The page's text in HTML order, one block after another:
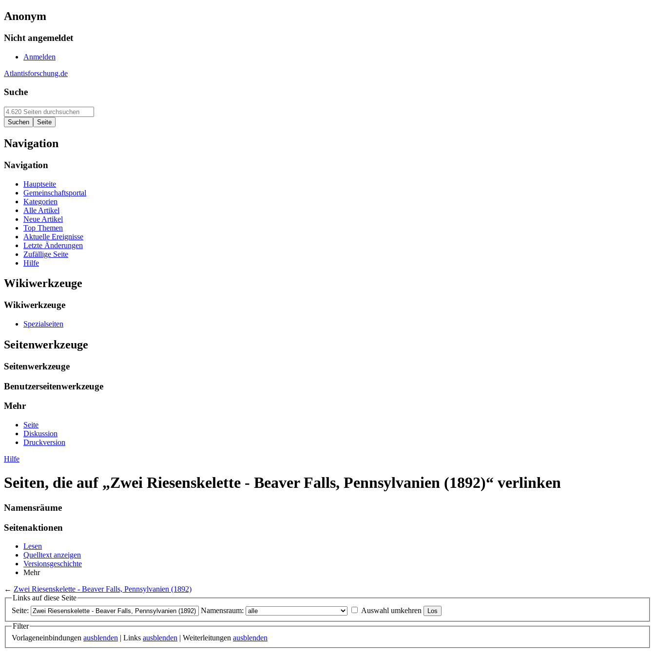
Anonym
Nicht angemeldet
Anmelden
Atlantisforschung.de
Suche
Navigation
Navigation
Hauptseite
Gemeinschaftsportal
Kategorien
Alle Artikel
Neue Artikel
Top Themen
Aktuelle Ereignisse
Letzte Änderungen
Zufällige Seite
Hilfe
Wikiwerkzeuge
Wikiwerkzeuge
Spezialseiten
Seitenwerkzeuge
Seitenwerkzeuge
Benutzerseitenwerkzeuge
Mehr
Seite
Diskussion
Druckversion
Hilfe
Seiten, die auf „Zwei Riesenskelette - Beaver Falls, Pennsylvanien (1892)“ verlinken
Namensräume
Seitenaktionen
Lesen
Quelltext anzeigen
Versionsgeschichte
Mehr
← Zwei Riesenskelette - Beaver Falls, Pennsylvanien (1892)
Links auf diese Seite
Seite:
Namensraum:
Auswahl umkehren
Filter
Vorlageneinbindungen ausblenden | Links ausblenden | Weiterleitungen ausblenden